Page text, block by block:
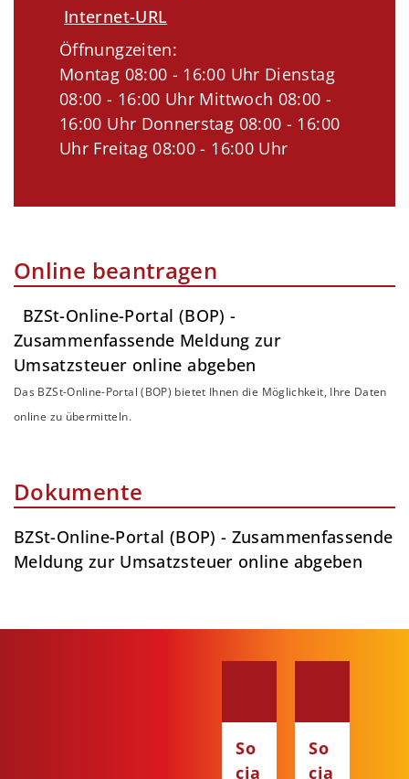
Internet-URL
Öffnungzeiten:
Montag 08:00 - 16:00 Uhr Dienstag
08:00 - 16:00 Uhr Mittwoch 08:00 -
16:00 Uhr Donnerstag 08:00 - 16:00
Uhr Freitag 08:00 - 16:00 Uhr
Online beantragen
BZSt-Online-Portal (BOP) -
Zusammenfassende Meldung zur
Umsatzsteuer online abgeben
Das BZSt-Online-Portal (BOP) bietet Ihnen die Möglichkeit, Ihre Daten
online zu übermitteln.
Dokumente
BZSt-Online-Portal (BOP) - Zusammenfassende
Meldung zur Umsatzsteuer online abgeben
So
cia
So
cia